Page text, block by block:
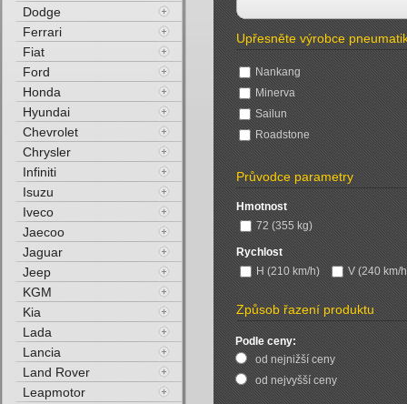
Upřesněte výrobce
Nankang
Minerva
Sailun
Roadstone
Průvodce parametry
Hmotnost
72 (355 kg)
Rychlost
H (210 km/h)
V (240 km/
Způsob řazení produktu
Podle ceny:
od nejnižší ceny
od nejvyšší ceny
Dodge
Ferrari
Fiat
Ford
Honda
Hyundai
Chevrolet
Chrysler
Infiniti
Isuzu
Iveco
Jaecoo
Jaguar
Jeep
KGM
Kia
Lada
Lancia
Land Rover
Leapmotor